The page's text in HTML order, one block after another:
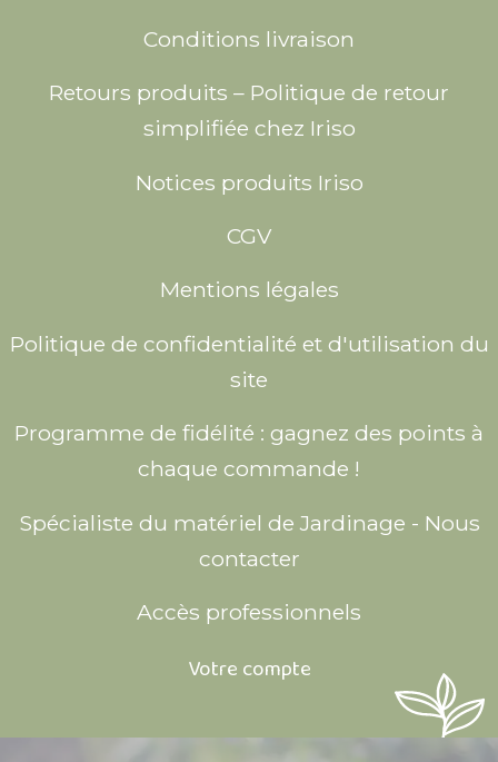
Conditions livraison
Retours produits – Politique de retour
simplifiée chez Iriso
Notices produits Iriso
CGV
Mentions légales
Politique de confidentialité et d'utilisation du
site
Programme de fidélité : gagnez des points à
chaque commande !
Spécialiste du matériel de Jardinage - Nous
contacter
Accès professionnels
Votre compte